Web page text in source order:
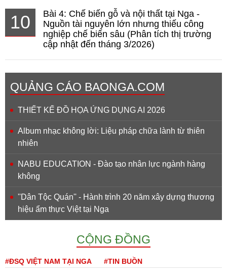
10
Bài 4: Chế biến gỗ và nội thất tại Nga -
Nguồn tài nguyên lớn nhưng thiếu công
nghiệp chế biến sâu (Phân tích thị trường
cập nhật đến tháng 3/2026)
QUẢNG CÁO BAONGA.COM
THIẾT KẾ ĐỒ HỌA ỨNG DỤNG AI 2026
Album nhạc không lời: Liệu pháp chữa lành từ thiên
nhiên
NABU EDUCATION - Đào tạo nhân lực ngành hàng
không
''Dân Tộc Quán'' - Hành trình 20 năm xây dựng thương
hiệu ẩm thực Việt tại Nga
CỘNG ĐỒNG
#ĐSQ VIỆT NAM TẠI NGA #TIN BUỒN